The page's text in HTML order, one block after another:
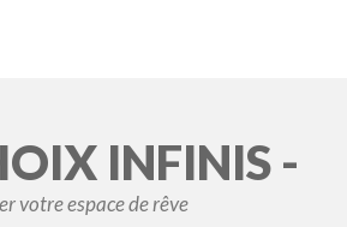
INFINIS -
votre espace de rêve